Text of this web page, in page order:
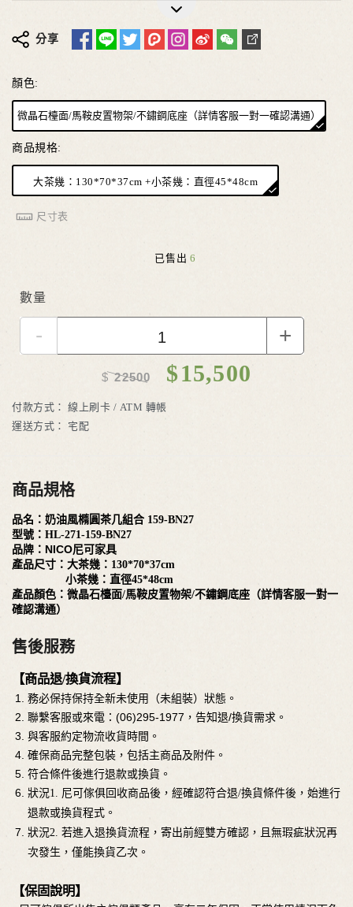
馬鞍皮置物架耐磨耐用髒污一擦即乾
分享
顏色:
微晶石檯面/馬鞍皮置物架/不鏽鋼底座（詳情客服一對一確認溝通）
商品規格:
大茶幾：130*70*37cm +小茶幾：直徑45*48cm
尺寸表
已售出 6
數量
- +
$22500 $15,500
付款方式： 線上刷卡 / ATM 轉帳
運送方式：
宅配
商品規格
品名： 奶油風橢圓茶几組合 159-BN27
型號：HL-271-159-BN27
品牌：NICO尼可家具
產品尺寸： 大茶幾： 130*70*37cm
小茶幾：直徑45*48cm
產品顏色：微晶石檯面/馬鞍皮置物架/不鏽鋼底座（詳情客服一對一
確認溝通）
售後服務
【商品退/換貨流程】
務必保持保持全新未使用（未組裝）狀態。
聯繫客服或來電：(06)295-1977，告知退/換貨需求。
與客服約定物流收貨時間。
確保商品完整包裝，包括主商品及附件。
符合條件後進行退款或換貨。
狀況1. 尼可傢俱回收商品後，經確認符合退/換貨條件後，始進行
退款或換貨程式。
狀況2. 若進入退換貨流程，寄出前經雙方確認，且無瑕疵狀況再
次發生，僅能換貨乙次。
【保固說明】